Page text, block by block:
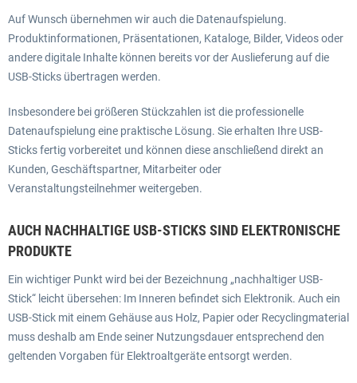
Auf Wunsch übernehmen wir auch die Datenaufspielung.
Produktinformationen, Präsentationen, Kataloge, Bilder, Videos oder
andere digitale Inhalte können bereits vor der Auslieferung auf die
USB-Sticks übertragen werden.
Insbesondere bei größeren Stückzahlen ist die professionelle
Datenaufspielung eine praktische Lösung. Sie erhalten Ihre USB-
Sticks fertig vorbereitet und können diese anschließend direkt an
Kunden, Geschäftspartner, Mitarbeiter oder
Veranstaltungsteilnehmer weitergeben.
AUCH NACHHALTIGE USB-STICKS SIND ELEKTRONISCHE
PRODUKTE
Ein wichtiger Punkt wird bei der Bezeichnung „nachhaltiger USB-
Stick“ leicht übersehen: Im Inneren befindet sich Elektronik. Auch ein
USB-Stick mit einem Gehäuse aus Holz, Papier oder Recyclingmaterial
muss deshalb am Ende seiner Nutzungsdauer entsprechend den
geltenden Vorgaben für Elektroaltgeräte entsorgt werden.